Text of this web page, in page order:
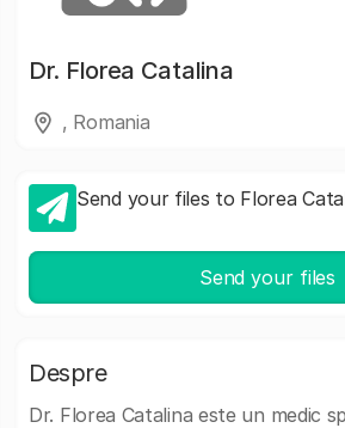
Dr. Florea Catalina
, Romania
Send your files to Florea
Send your files
Despre
Dr. Florea Catalina este un medic